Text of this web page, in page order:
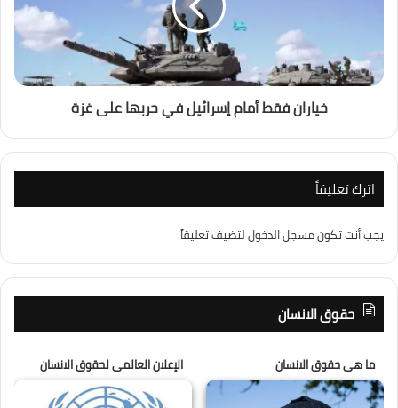
خياران فقط أمام إسرائيل في حربها على غزة
اترك تعليقاً
يجب أنت تكونمسجل الدخوللتضيف تعليقاً.
حقوق الانسان
ما هى حقوق الانسان الإعلان العالمى لحقوق الانسان